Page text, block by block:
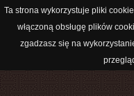
Ta strona wykorzystuje pliki
włączoną obsługę plików
zgadzasz się na